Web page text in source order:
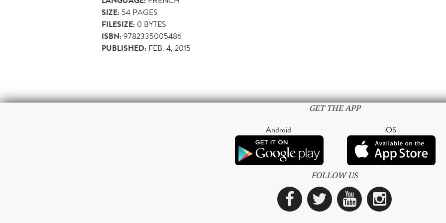
SIZE: 54 PAGES
FILESIZE: 0 BYTES
ISBN:9782335005486
PUBLISHED: FEB. 4, 2015
GET THE APP
Android iOS
FOLLOW US
Facebook
TwitterYouTube